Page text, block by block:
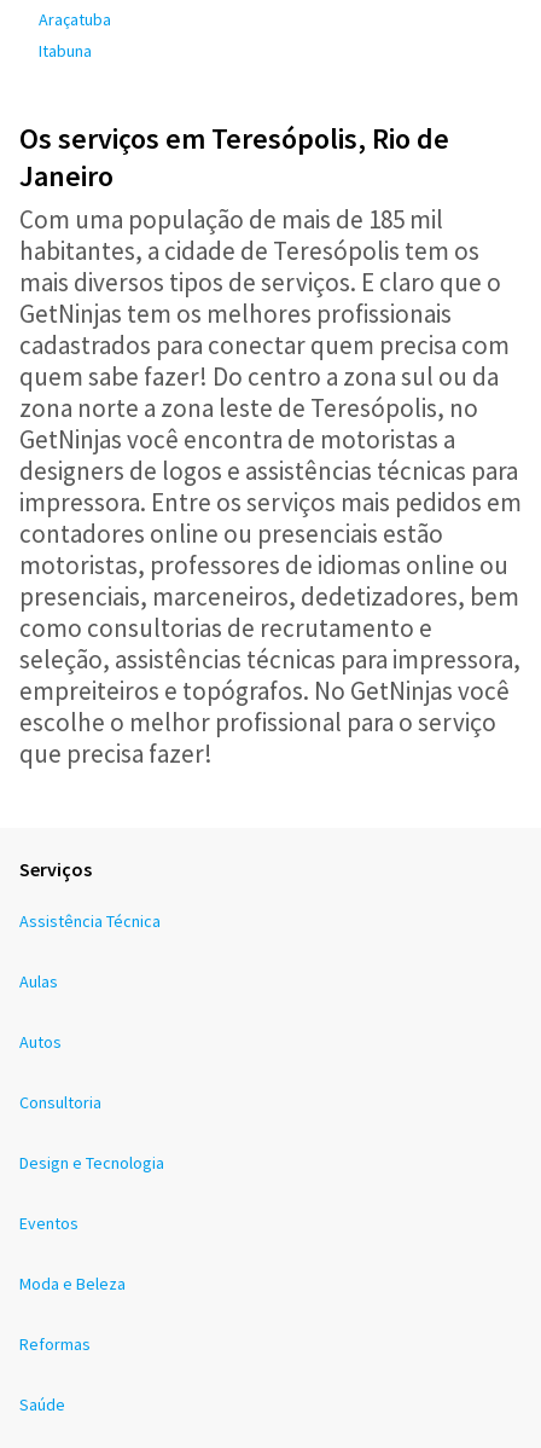
Araçatuba
Itabuna
Os serviços em Teresópolis, Rio de
Janeiro
Com uma população de mais de 185 mil
habitantes, a cidade de Teresópolis tem os
mais diversos tipos de serviços. E claro que o
GetNinjas tem os melhores profissionais
cadastrados para conectar quem precisa com
quem sabe fazer! Do centro a zona sul ou da
zona norte a zona leste de Teresópolis, no
GetNinjas você encontra de motoristas a
designers de logos e assistências técnicas para
impressora. Entre os serviços mais pedidos em
contadores online ou presenciais estão
motoristas, professores de idiomas online ou
presenciais, marceneiros, dedetizadores, bem
como consultorias de recrutamento e
seleção, assistências técnicas para impressora,
empreiteiros e topógrafos. No GetNinjas você
escolhe o melhor profissional para o serviço
que precisa fazer!
Serviços
Assistência Técnica
Aulas
Autos
Consultoria
Design e Tecnologia
Eventos
Moda e Beleza
Reformas
Saúde